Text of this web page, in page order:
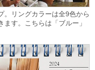
。リングカラーは全9色から
す。こちらは「ブルー」